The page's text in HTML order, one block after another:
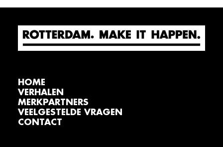
HOME
VERHALEN
MERKPARTNERS
VEELGESTELDE VRAGEN
CONTACT